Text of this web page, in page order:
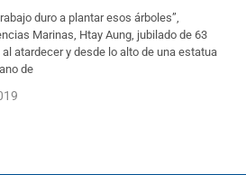
duro a plantar esos árboles”,
Marinas, Htay Aung, jubilado de 63
atardecer y desde lo alto de una estatua
de